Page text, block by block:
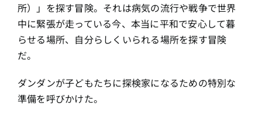
所）」を探す冒険。それは病気の流行や戦争で世界
中に緊張が走っている今、本当に平和で安心して暮
らせる場所、自分らしくいられる場所を探す冒険
だ。
ダンダンが子どもたちに探検家になるための特別な
準備を呼びかけた。